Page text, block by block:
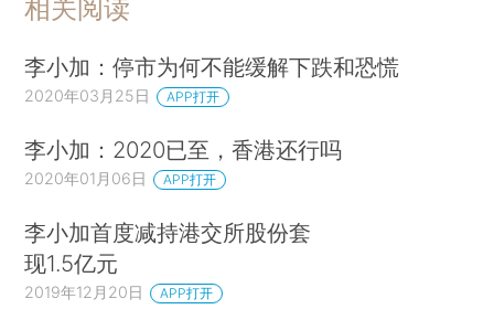
相关阅读
李小加：停市为何不能缓解下跌和恐慌
2020年03月25日 APP打开
李小加：2020已至，香港还行吗
2020年01月06日 APP打开
李小加首度减持港交所股份套
现1.5亿元
2019年12月20日 APP打开